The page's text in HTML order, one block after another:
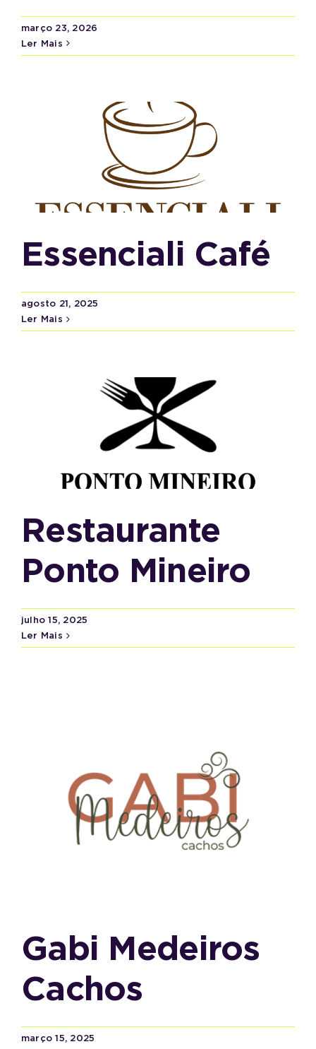
março 23, 2026
Ler Mais
Essenciali Café
agosto 21, 2025
Ler Mais
Restaurante
Ponto Mineiro
julho 15, 2025
Ler Mais
Gabi Medeiros
Cachos
março 15, 2025